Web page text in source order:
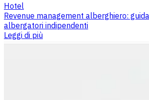
Hotel
Revenue management alberghiero:
albergatori indipendenti
Leggi di più